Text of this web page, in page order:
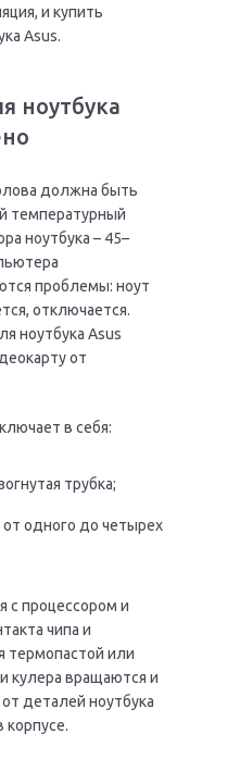
и купить
Asus.
ноутбука
должна быть
температурный
ноутбука – 45–
проблемы: ноут
отключается.
ноутбука Asus
от
в себя:
трубка;
одного до четырех
с процессором и
чипа и
термопастой или
кулера вращаются и
деталей ноутбука
корпусе.